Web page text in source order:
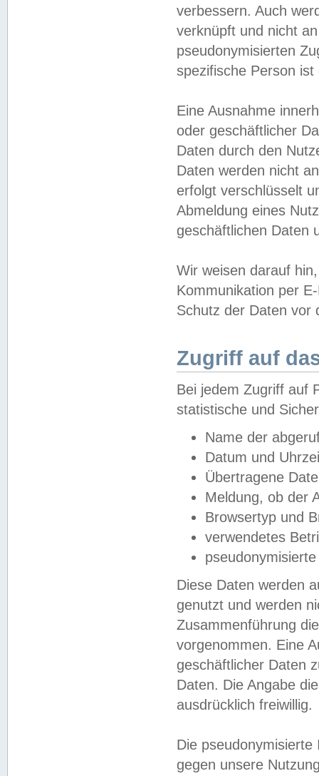
verbessern. Auch
verknüpft und nicht
pseudonymisierten
spezifische Person
Eine Ausnahme
oder geschäftlicher
Daten durch den
Daten werden nicht
erfolgt verschlüsselt
Abmeldung eines
geschäftlichen Daten
Wir weisen darauf
Kommunikation per
Schutz der Daten vor
Zugriff auf
Bei jedem Zugriff auf
statistische und
Name der
Datum und
Übertragene
Meldung, ob der
Browsertyp und
verwendetes
Diese Daten werden
genutzt und werden
Zusammenführung
vorgenommen. Eine
geschäftlicher Daten
Daten. Die Angabe
ausdrücklich freiwillig.
Die
gegen unsere